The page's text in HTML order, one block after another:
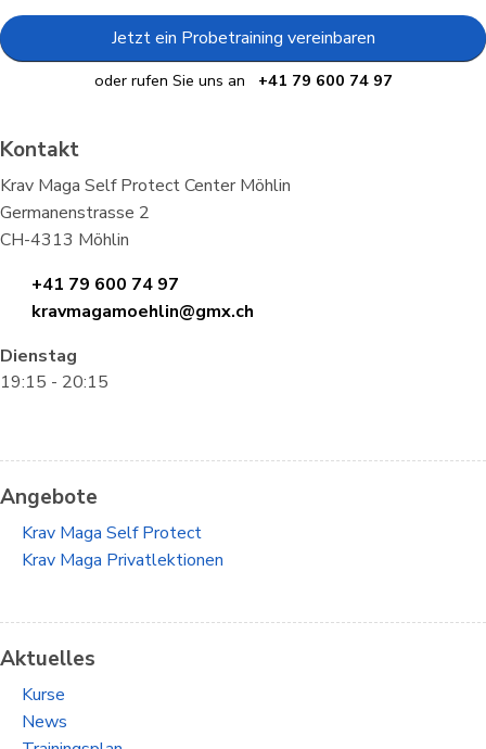
Jetzt ein Probetraining vereinbaren
oder rufen Sie uns an +41 79 600 74 97
Kontakt
Krav Maga Self Protect Center Möhlin
Germanenstrasse 2
CH-4313 Möhlin
+41 79 600 74 97
kravmagamoehlin@gmx.ch
Dienstag
19:15 - 20:15
Angebote
Krav Maga Self Protect
Krav Maga Privatlektionen
Aktuelles
Kurse
News